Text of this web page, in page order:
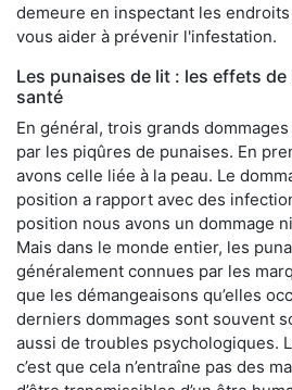
demeure en inspectant les
vous aider à prévenir l'infestation.
Les punaises de lit : les effets
santé
En général, trois grands
par les piqûres de punaises. En
avons celle liée à la peau. Le
position a rapport avec des
position nous avons un dommage
Mais dans le monde entier, les
généralement connues par les
que les démangeaisons qu’elles
derniers dommages sont souvent
aussi de troubles psychologiques.
c’est que cela n’entraîne pas des